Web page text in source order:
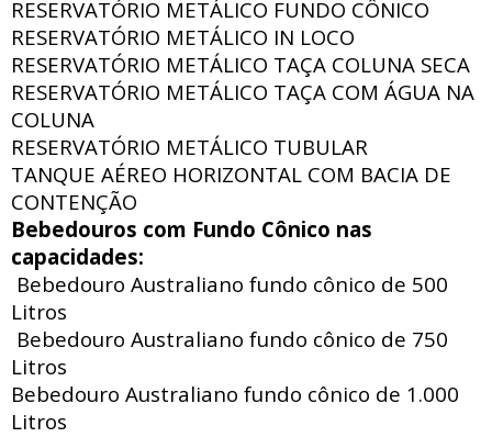
RESERVATÓRIO METÁLICO FUNDO CÔNICO
RESERVATÓRIO METÁLICO IN LOCO
RESERVATÓRIO METÁLICO TAÇA COLUNA SECA
RESERVATÓRIO METÁLICO TAÇA COM ÁGUA NA
COLUNA
RESERVATÓRIO METÁLICO TUBULAR
TANQUE AÉREO HORIZONTAL COM BACIA DE
CONTENÇÃO
Bebedouros com Fundo Cônico nas
capacidades:
Bebedouro Australiano fundo cônico de 500
Litros
Bebedouro Australiano fundo cônico de 750
Litros
Bebedouro Australiano fundo cônico de 1.000
Litros